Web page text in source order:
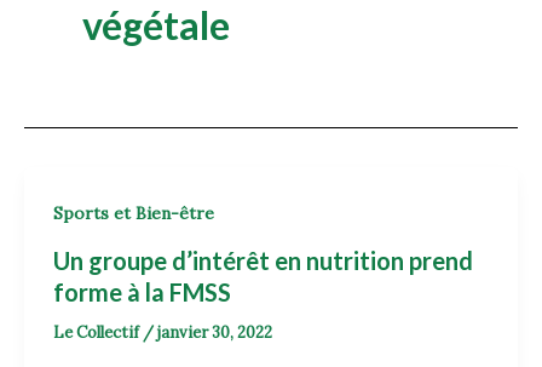
végétale
Sports et Bien-être
Un groupe d’intérêt en nutrition prend
forme à la FMSS
Le Collectif /janvier 30, 2022